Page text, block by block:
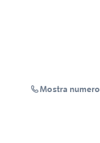
Mostra numero